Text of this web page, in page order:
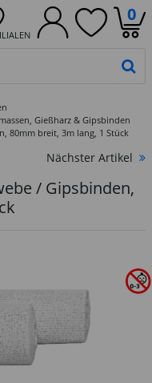
0
Gießharz & Gipsbinden
80mm breit, 3m lang, 1 Stück
Nächster Artikel
/ Gipsbinden,